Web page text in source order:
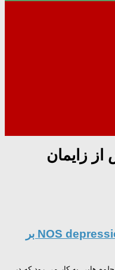
زایمان
اختلال افسردگی نامشخص یا NOS depression بر